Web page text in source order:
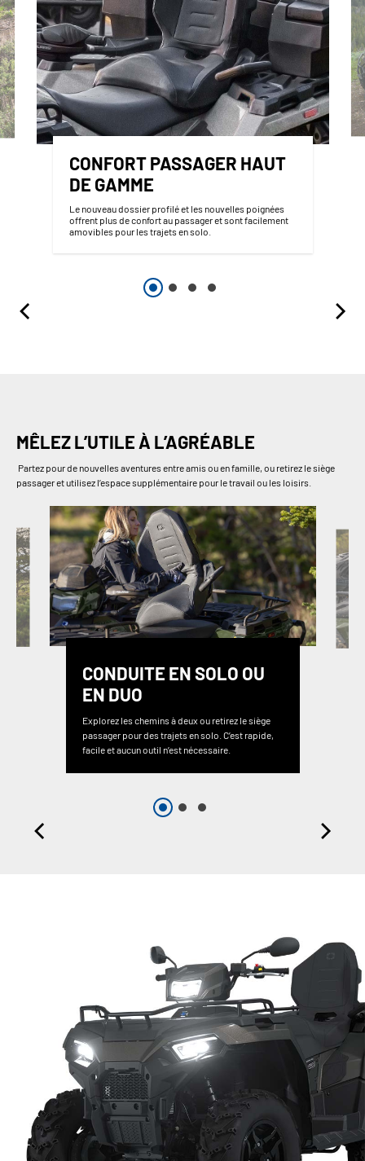
CONFORT PASSAGER HAUT
DE GAMME
Le nouveau dossier profilé et les nouvelles poignées
offrent plus de confort au passager et sont facilement
amovibles pour les trajets en solo.
MÊLEZ L’UTILE À L’AGRÉABLE
Partez pour de nouvelles aventures entre amis ou en famille, ou retirez le siège
passager et utilisez l’espace supplémentaire pour le travail ou les loisirs.
CONDUITE EN SOLO OU
EN DUO
Explorez les chemins à deux ou retirez le siège
passager pour des trajets en solo. C’est rapide,
facile et aucun outil n’est nécessaire.